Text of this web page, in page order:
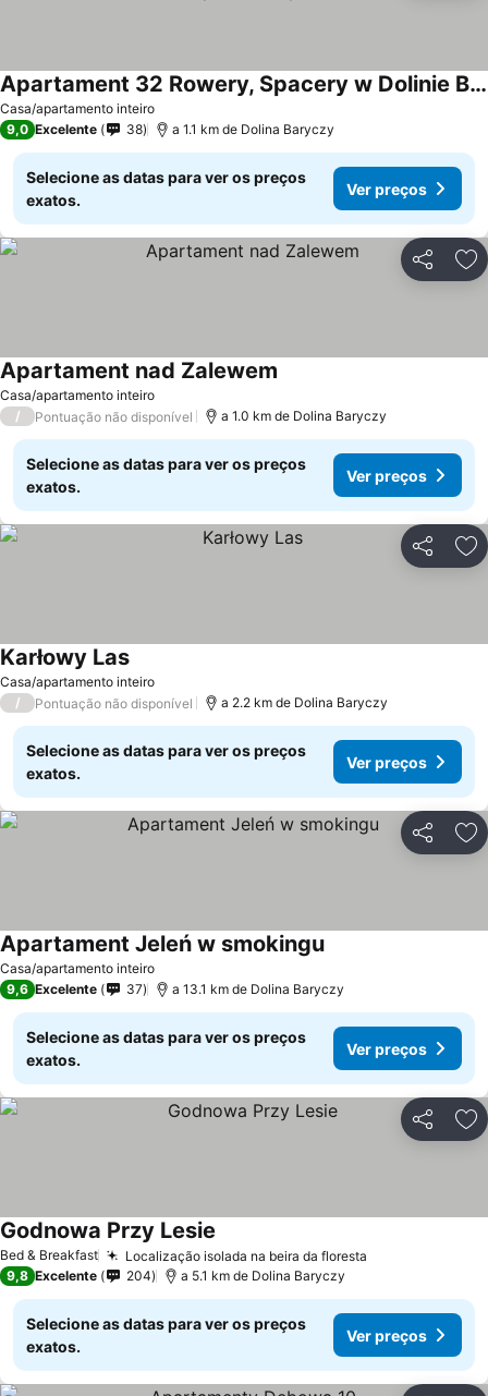
Casa/apartamento inteiro
Apartament 32 Rowery, Spacery w Dolinie Baryczy - 5D Apartamenty
9,0 Excelente 38 a 1.1 km de Dolina Baryczy
Selecione as datas para ver os preços
exatos.
Ver preços
Partilhar
Casa/apartamento inteiro
Apartament nad Zalewem
/ Pontuação não disponível a 1.0 km de Dolina Baryczy
Selecione as datas para ver os preços
exatos.
Ver preços
Partilhar
Casa/apartamento inteiro
Karłowy Las
/ Pontuação não disponível a 2.2 km de Dolina Baryczy
Selecione as datas para ver os preços
exatos.
Ver preços
Partilhar
Casa/apartamento inteiro
Apartament Jeleń w smokingu
9,6 Excelente 37 a 13.1 km de Dolina Baryczy
Selecione as datas para ver os preços
exatos.
Ver preços
Partilhar
Bed & Breakfast Localização isolada na beira da floresta
Godnowa Przy Lesie
9,8 Excelente 204 a 5.1 km de Dolina Baryczy
Selecione as datas para ver os preços
exatos.
Ver preços